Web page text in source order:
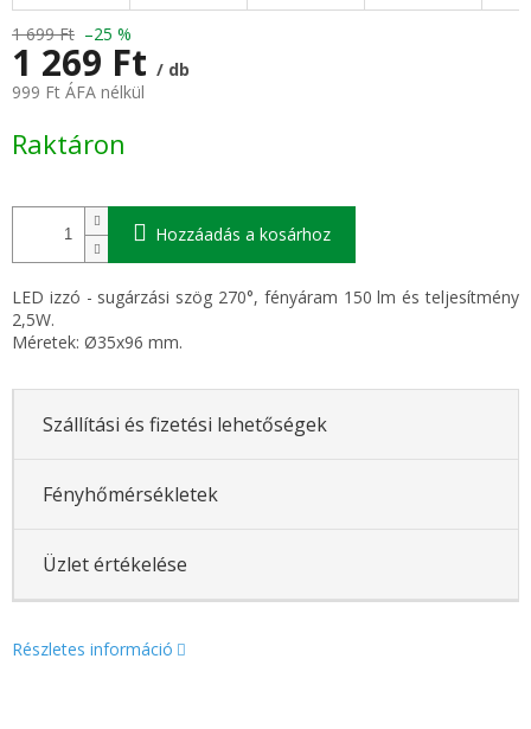
1 699 Ft –25 %
1 269 Ft / db
999 Ft ÁFA nélkül
Raktáron
Hozzáadás a kosárhoz
LED izzó - sugárzási szög 270°, fényáram 150 lm és teljesítmény
2,5W.
Méretek: Ø35x96 mm.
Szállítási és fizetési lehetőségek
Fényhőmérsékletek
Üzlet értékelése
Részletes információ